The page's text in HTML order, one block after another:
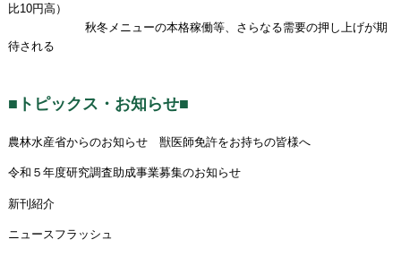
比10円高）
秋冬メニューの本格稼働等、さらなる需要の押し上げが期
待される
■トピックス・お知らせ■
農林水産省からのお知らせ 獣医師免許をお持ちの皆様へ
令和５年度研究調査助成事業募集のお知らせ
新刊紹介
ニュースフラッシュ